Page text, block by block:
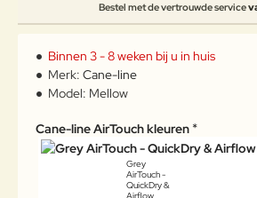
Bestel met de vertrouwde service
Binnen 3 - 8 weken bij u in huis
Merk: Cane-line
Model: Mellow
Cane-line AirTouch kleuren
Grey
AirTouch -
QuickDry &